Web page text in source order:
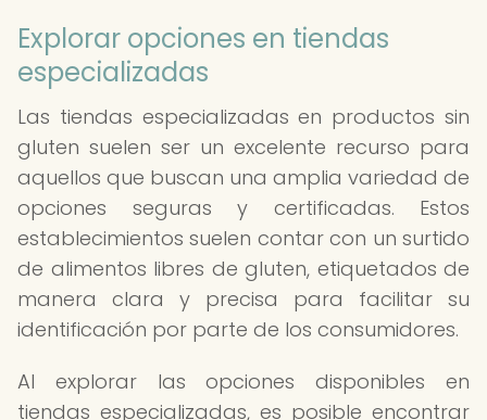
Explorar opciones en tiendas
especializadas
Las tiendas especializadas en productos sin
gluten suelen ser un excelente recurso para
aquellos que buscan una amplia variedad de
opciones seguras y certificadas. Estos
establecimientos suelen contar con un surtido
de alimentos libres de gluten, etiquetados de
manera clara y precisa para facilitar su
identificación por parte de los consumidores.
Al explorar las opciones disponibles en
tiendas especializadas, es posible encontrar